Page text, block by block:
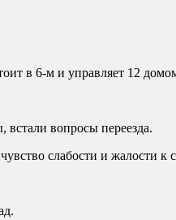
в 6-м и управляет 12
вопросы переезда.
слабости и жалости к